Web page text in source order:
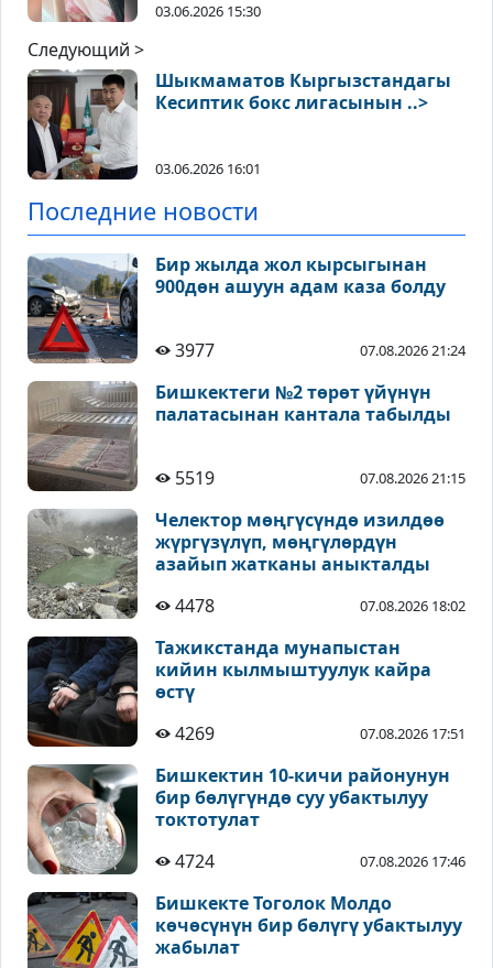
03.06.2026 15:30
Следующий >
Шыкмаматов Кыргызстандагы
Кесиптик бокс лигасынын ..>
03.06.2026 16:01
Последние новости
Бир жылда жол кырсыгынан
900дөн ашуун адам каза болду
3977 07.08.2026 21:24
Бишкектеги №2 төрөт үйүнүн
палатасынан кантала табылды
5519 07.08.2026 21:15
Челектор мөңгүсүндө изилдөө
жүргүзүлүп, мөңгүлөрдүн
азайып жатканы аныкталды
4478
07.08.2026 18:02
Тажикстанда мунапыстан
кийин кылмыштуулук кайра
өстү
4269
07.08.2026 17:51
Бишкектин 10-кичи районунун
бир бөлүгүндө суу убактылуу
токтотулат
4724
07.08.2026 17:46
Бишкекте Тоголок Молдо
көчөсүнүн бир бөлүгү убактылуу
жабылат